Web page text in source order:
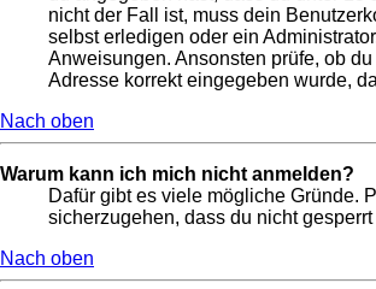
nicht der Fall ist, muss dein
selbst erledigen oder ein
Anweisungen. Ansonsten prüfe, ob
Adresse korrekt eingegeben wurde,
Nach oben
Warum kann ich mich nicht anmelden?
Dafür gibt es viele mögliche Gründe.
sicherzugehen, dass du nicht
Nach oben